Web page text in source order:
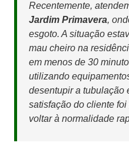
Recentemente,
Jardim Primavera,
esgoto. A situação
mau cheiro na
em menos de 30
utilizando
desentupir a tubulação
satisfação do cliente
voltar à normalidade